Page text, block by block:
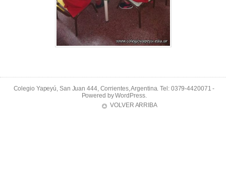
Colegio Yapeyú, San Juan 444, Corrientes, Argentina. Tel: 0379-4420071 -
Powered byWordPress.
VOLVER ARRIBA